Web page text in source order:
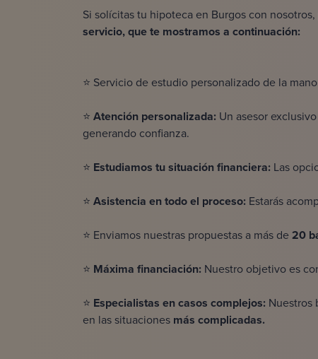
Si solícitas tu hipoteca en Burgos con
servicio, que te mostramos a continuación:
⭐ Servicio de estudio personalizado de la
⭐ Atención personalizada: Un asesor
generando confianza.
⭐ Estudiamos tusituación financiera: Las
⭐ Asistencia en todo el proceso: Estarás
⭐ Enviamos nuestras propuestas a más de 20
⭐ Máxima financiación: Nuestro objetivo es
⭐ Especialistas en casos complejos: Nuestros
en las situaciones más complicadas.